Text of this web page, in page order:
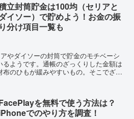
立封筒貯金は100均（セリアと
イソー）で貯めよう！お金の振
り分け項目一覧も
やダイソーの封筒で貯金のモチベーシ
るようです。通帳のざっくりした金額は
のひもが緩みやすいもの。そこでざる
を無料で使う方法は？
でのやり方を調査！